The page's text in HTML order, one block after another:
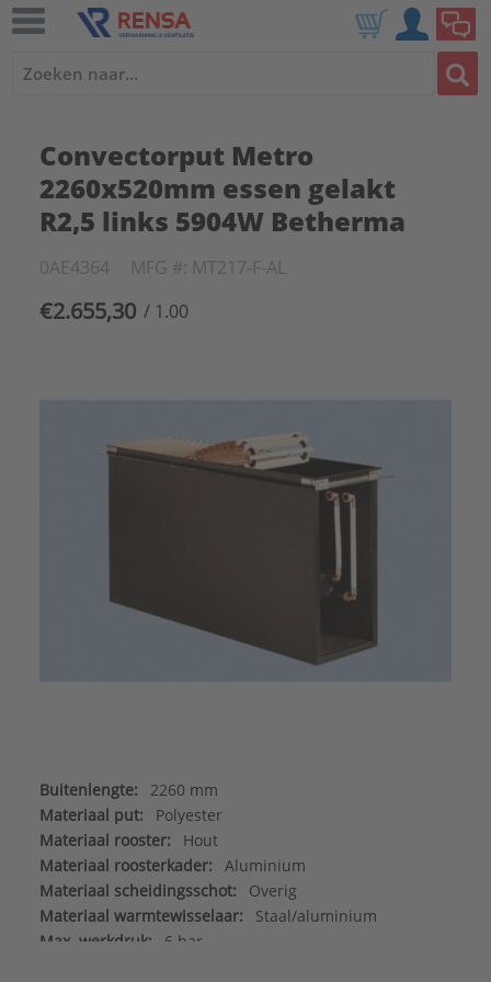
Convectorput Metro
2260x520mm essen gelakt
R2,5 links 5904W Betherma
0AE4364 MFG #: MT217-F-AL
€2.655,30 / 1.00
Buitenlengte:
2260 mm
Materiaal put:
Polyester
Materiaal rooster:
Hout
Materiaal roosterkader:
Aluminium
Materiaal scheidingsschot:
Overig
Materiaal warmtewisselaar:
Staal/aluminium
Max. werkdruk:
6 bar